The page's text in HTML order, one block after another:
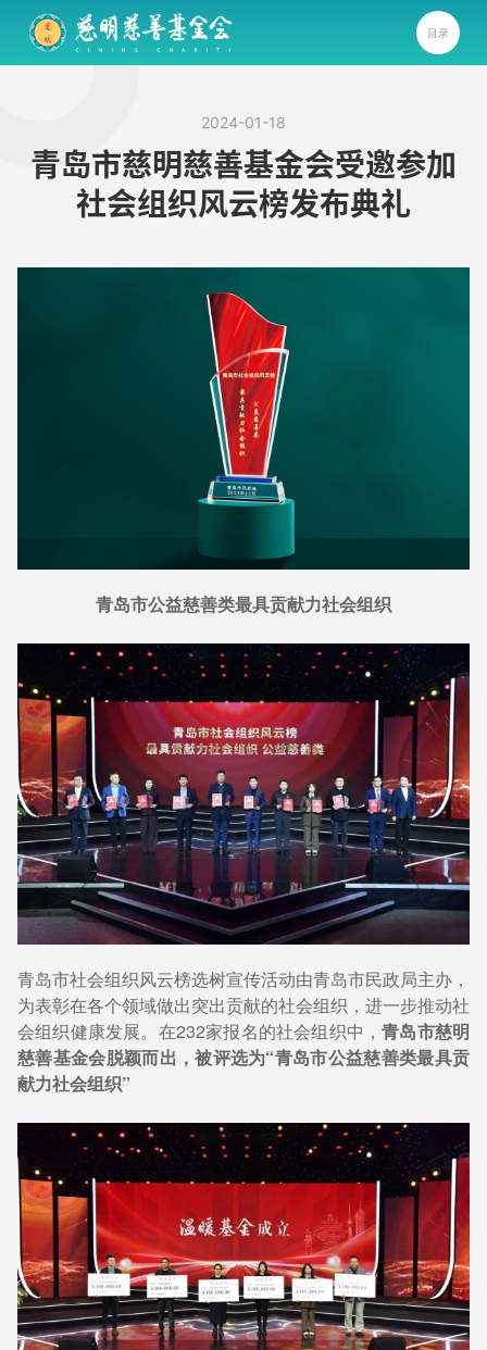
目录
2024-01-18
青岛市慈明慈善基金会受邀参加
社会组织风云榜发布典礼
青岛市公益慈善类最具贡献力社会组织
青岛市社会组织风云榜选树宣传活动由青岛市民政局主办，
为表彰在各个领域做出突出贡献的社会组织，进一步推动社
会组织健康发展。在232家报名的社会组织中，青岛市慈明
慈善基金会脱颖而出，被评选为“青岛市公益慈善类最具贡
献力社会组织”